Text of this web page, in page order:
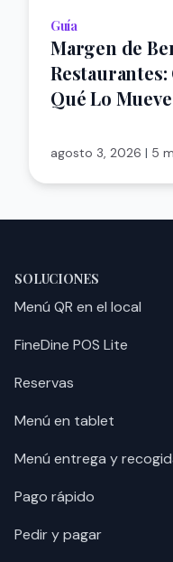
Guía
Margen de
Qué Lo
agosto 3, 2026 | 5
SOLUCIONES
Menú QR en el local
FineDine POS Lite
Reservas
Menú en tablet
Menú entrega y
Pago rápido
Pedir y pagar